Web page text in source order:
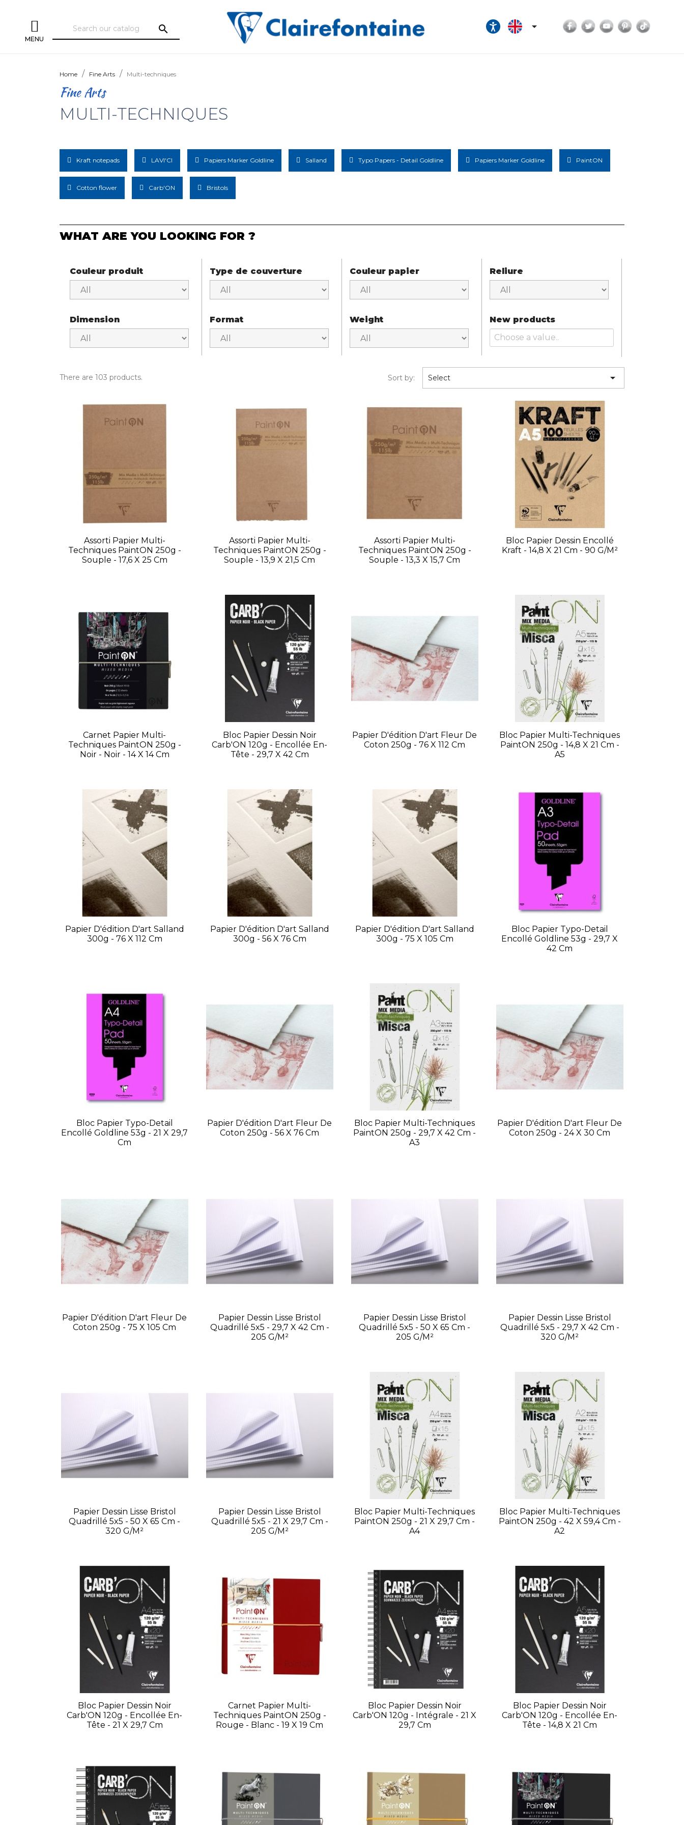
MENU
search  Facebook
TwitterYouTubePinterest
Home Fine Arts Multi-techniques
Fine Arts
MULTI-TECHNIQUES
Kraft notepads LAVI'CI Papiers Marker Goldline Salland Typo Papers - Detail Goldline Papiers Marker Goldline PaintON
Cotton flower Carb'ON Bristols
WHAT ARE YOU LOOKING FOR ?
Couleur produit Type de couverture Couleur papier Reliure
Dimension Format Weight New products
There are 103 products. Sort by: Select 
Assorti Papier Multi-
Techniques PaintON 250g -
Souple - 17,6 X 25 Cm
Assorti Papier Multi-
Techniques PaintON 250g -
Souple - 13,9 X 21,5 Cm
Assorti Papier Multi-
Techniques PaintON 250g -
Souple - 13,3 X 15,7 Cm
Bloc Papier Dessin Encollé
Kraft - 14,8 X 21 Cm - 90 G/m²
Carnet Papier Multi-
Techniques PaintON 250g -
Noir - Noir - 14 X 14 Cm
Bloc Papier Dessin Noir
Carb'ON 120g - Encollée En-
Tête - 29,7 X 42 Cm
Papier D'édition D'art Fleur De
Coton 250g - 76 X 112 Cm
Bloc Papier Multi-Techniques
PaintON 250g - 14,8 X 21 Cm -
A5
Papier D'édition D'art Salland
300g - 76 X 112 Cm
Papier D'édition D'art Salland
300g - 56 X 76 Cm
Papier D'édition D'art Salland
300g - 75 X 105 Cm
Bloc Papier Typo-Detail
Encollé Goldline 53g - 29,7 X
42 Cm
Bloc Papier Typo-Detail
Encollé Goldline 53g - 21 X 29,7
Cm
Papier D'édition D'art Fleur De
Coton 250g - 56 X 76 Cm
Bloc Papier Multi-Techniques
PaintON 250g - 29,7 X 42 Cm -
A3
Papier D'édition D'art Fleur De
Coton 250g - 24 X 30 Cm
Papier D'édition D'art Fleur De
Coton 250g - 75 X 105 Cm
Papier Dessin Lisse Bristol
Quadrillé 5x5 - 29,7 X 42 Cm -
205 G/m²
Papier Dessin Lisse Bristol
Quadrillé 5x5 - 50 X 65 Cm -
205 G/m²
Papier Dessin Lisse Bristol
Quadrillé 5x5 - 29,7 X 42 Cm -
320 G/m²
Papier Dessin Lisse Bristol
Quadrillé 5x5 - 50 X 65 Cm -
320 G/m²
Papier Dessin Lisse Bristol
Quadrillé 5x5 - 21 X 29,7 Cm -
205 G/m²
Bloc Papier Multi-Techniques
PaintON 250g - 21 X 29,7 Cm -
A4
Bloc Papier Multi-Techniques
PaintON 250g - 42 X 59,4 Cm -
A2
Bloc Papier Dessin Noir
Carb'ON 120g - Encollée En-
Tête - 21 X 29,7 Cm
Carnet Papier Multi-
Techniques PaintON 250g -
Rouge - Blanc - 19 X 19 Cm
Bloc Papier Dessin Noir
Carb'ON 120g - Intégrale - 21 X
29,7 Cm
Bloc Papier Dessin Noir
Carb'ON 120g - Encollée En-
Tête - 14,8 X 21 Cm